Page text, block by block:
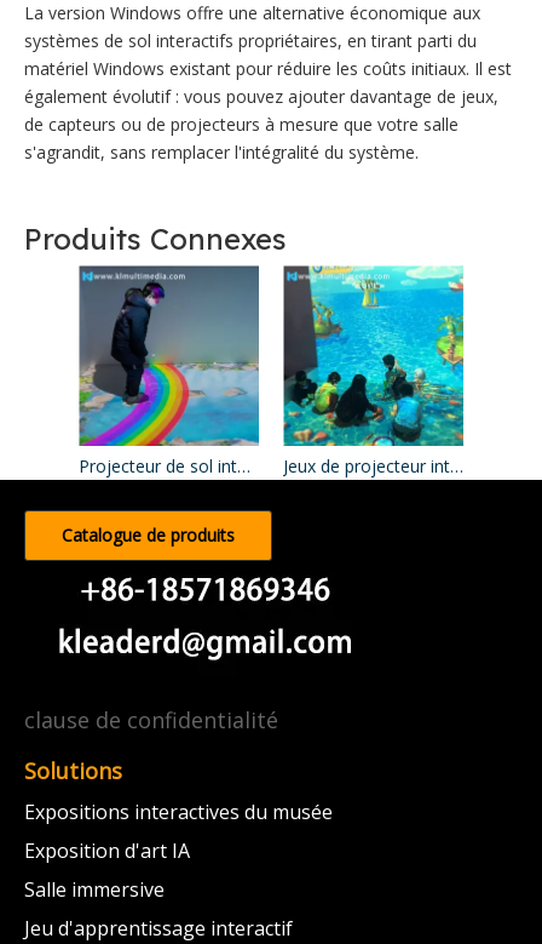
La version Windows offre une alternative économique aux
systèmes de sol interactifs propriétaires, en tirant parti du
matériel Windows existant pour réduire les coûts initiaux. Il est
également évolutif : vous pouvez ajouter davantage de jeux,
de capteurs ou de projecteurs à mesure que votre salle
s'agrandit, sans remplacer l'intégralité du système.
Produits Connexes
Projecteur de sol interactif Jeux de projecteur interactifs
Catalogue de produits
clause de confidentialité
Solutions
Expositions interactives du musée
Exposition d'art IA
Salle immersive
Jeu d'apprentissage interactif